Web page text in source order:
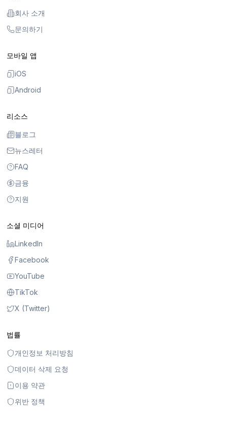
회사 소개
문의하기
모바일 앱
iOS
Android
리소스
블로그
뉴스레터
FAQ
금융
지원
소셜 미디어
LinkedIn
Facebook
YouTube
TikTok
X (Twitter)
법률
개인정보 처리방침
데이터 삭제 요청
이용 약관
위반 정책